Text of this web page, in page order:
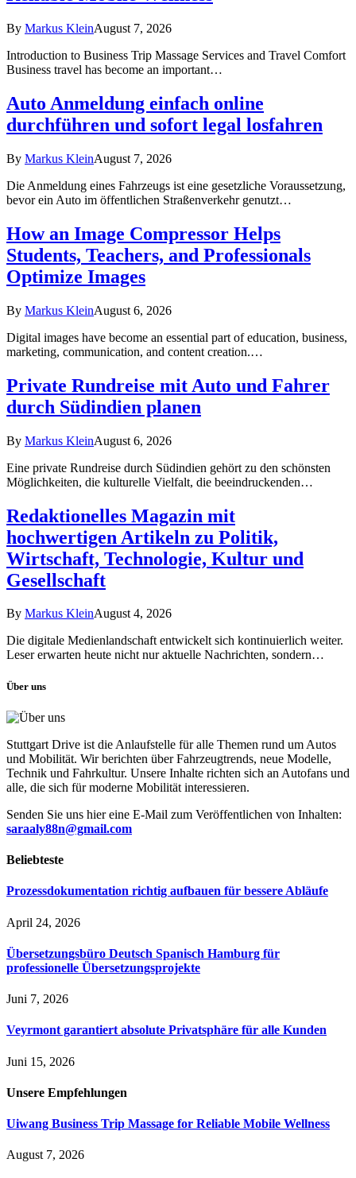
By Markus KleinAugust 7, 2026
Introduction to Business Trip Massage Services and Travel Comfort
Business travel has become an important…
Auto Anmeldung einfach online
durchführen und sofort legal losfahren
By Markus KleinAugust 7, 2026
Die Anmeldung eines Fahrzeugs ist eine gesetzliche Voraussetzung,
bevor ein Auto im öffentlichen Straßenverkehr genutzt…
How an Image Compressor Helps
Students, Teachers, and Professionals
Optimize Images
By Markus KleinAugust 6, 2026
Digital images have become an essential part of education, business,
marketing, communication, and content creation.…
Private Rundreise mit Auto und Fahrer
durch Südindien planen
By Markus KleinAugust 6, 2026
Eine private Rundreise durch Südindien gehört zu den schönsten
Möglichkeiten, die kulturelle Vielfalt, die beeindruckenden…
Redaktionelles Magazin mit
hochwertigen Artikeln zu Politik,
Wirtschaft, Technologie, Kultur und
Gesellschaft
By Markus KleinAugust 4, 2026
Die digitale Medienlandschaft entwickelt sich kontinuierlich weiter.
Leser erwarten heute nicht nur aktuelle Nachrichten, sondern…
Über uns
Stuttgart Drive ist die Anlaufstelle für alle Themen rund um Autos
und Mobilität. Wir berichten über Fahrzeugtrends, neue Modelle,
Technik und Fahrkultur. Unsere Inhalte richten sich an Autofans und
alle, die sich für moderne Mobilität interessieren.
Senden Sie uns hier eine E-Mail zum Veröffentlichen von Inhalten:
saraaly88n@gmail.com
Beliebteste
Prozessdokumentation richtig aufbauen für bessere Abläufe
April 24, 2026
Übersetzungsbüro Deutsch Spanisch Hamburg für
professionelle Übersetzungsprojekte
Juni 7, 2026
Veyrmont garantiert absolute Privatsphäre für alle Kunden
Juni 15, 2026
Unsere Empfehlungen
Uiwang Business Trip Massage for Reliable Mobile Wellness
August 7, 2026